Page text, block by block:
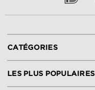
CATÉGORIES
LES PLUS POPULAIRES